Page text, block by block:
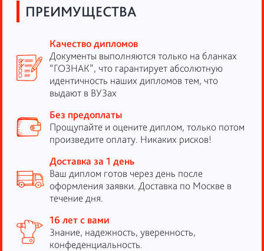
ПРЕИМУЩЕСТВА
Качество дипломов
Документы выполняются только на бланках
“ГОЗНАК”, что гарантирует абсолютную
идентичность наших дипломов тем, что
выдают в ВУЗах
Без предоплаты
Прощупайте и оцените диплом, только потом
произведите оплату. Никаких рисков!
Доставка за 1 день
Ваш диплом готов через день после
оформления заявки. Доставка по Москве в
течение дня.
16 лет с вами
Знание, надежность, уверенность,
конфеденциальность.